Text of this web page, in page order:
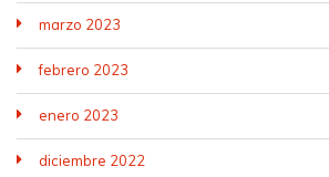
marzo 2023
febrero 2023
enero 2023
diciembre 2022